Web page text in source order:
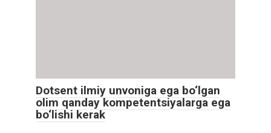
Dotsent ilmiy unvoniga ega bo‘lgan
olim qanday kompetentsiyalarga ega
bo‘lishi kerak